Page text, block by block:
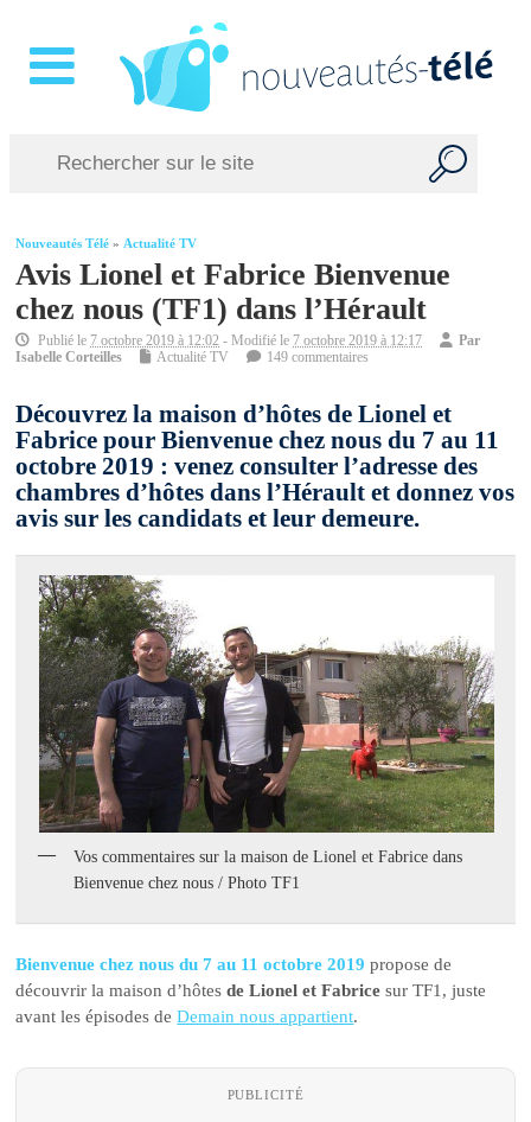
Nouveautés Télé »Actualité TV
Avis Lionel et Fabrice Bienvenue
chez nous (TF1) dans l’Hérault
Publié le 7 octobre 2019 à 12:02 - Modifié le 7 octobre 2019 à 12:17
Par
Isabelle Corteilles
Actualité TV 149 commentaires
Découvrez la maison d’hôtes de Lionel et
Fabrice pour Bienvenue chez nous du 7 au 11
octobre 2019 : venez consulter l’adresse des
chambres d’hôtes dans l’Hérault et donnez vos
avis sur les candidats et leur demeure.
Vos commentaires sur la maison de Lionel et Fabrice dans
Bienvenue chez nous / Photo TF1
Bienvenue chez nous du 7 au 11 octobre 2019 propose de
découvrir la maison d’hôtesde Lionel et Fabrice sur TF1, juste
avant les épisodes deDemain nous appartient.
PUBLICITÉ